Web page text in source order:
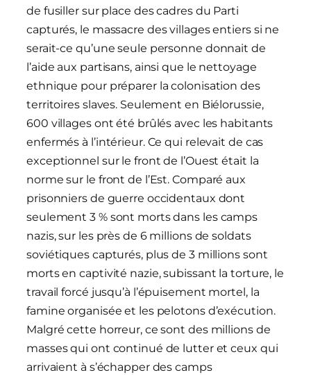
de fusiller sur place des cadres du Parti
capturés, le massacre des villages entiers si ne
serait-ce qu’une seule personne donnait de
l’aide aux partisans, ainsi que le nettoyage
ethnique pour préparer la colonisation des
territoires slaves. Seulement en Biélorussie,
600 villages ont été brûlés avec les habitants
enfermés à l’intérieur. Ce qui relevait de cas
exceptionnel sur le front de l’Ouest était la
norme sur le front de l’Est. Comparé aux
prisonniers de guerre occidentaux dont
seulement 3 % sont morts dans les camps
nazis, sur les près de 6 millions de soldats
soviétiques capturés, plus de 3 millions sont
morts en captivité nazie, subissant la torture, le
travail forcé jusqu’à l’épuisement mortel, la
famine organisée et les pelotons d’exécution.
Malgré cette horreur, ce sont des millions de
masses qui ont continué de lutter et ceux qui
arrivaient à s’échapper des camps